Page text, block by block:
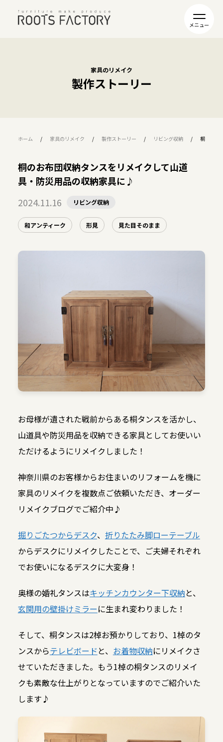
家具のリメイク
製作ストーリー
ホーム 家具のリメイク 製作ストーリー リビング収納 桐のお布
桐のお布団収納タンスをリメイクして山道
具・防災用品の収納家具に♪
2024.11.16
リビング収納
和アンティーク 形見 見た目そのまま
お母様が遺された戦前からある桐タンスを活かし、
山道具や防災用品を収納できる家具としてお使いい
ただけるようにリメイクしました！
神奈川県のお客様からお住まいのリフォームを機に
家具のリメイクを複数点ご依頼いただき、オーダー
リメイクブログでご紹介中♪
掘りごたつからデスク、 折りたたみ脚ローテーブル
からデスクにリメイクしたことで、ご夫婦それぞれ
でお使いになるデスクに大変身！
奥様の婚礼タンスはキッチンカウンター下収納と、
玄関用の壁掛けミラーに生まれ変わりました！
そして、桐タンスは2棹お預かりしており、1棹のタ
ンスからテレビボード と、 お着物収納にリメイクさ
せていただきました。もう1棹の桐タンスのリメイ
クも素敵な仕上がりとなっていますのでご紹介いた
します♪